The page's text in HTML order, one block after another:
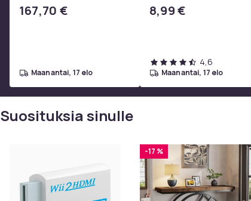
167,70 €
maanantai, 17 elo
SoundLink Black
8,99 €
4,6
maanantai, 17 elo
Suosituksia sinulle
-17 %